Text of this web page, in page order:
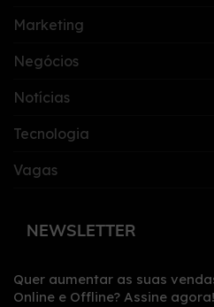
Marketing
Negócios
Notícias
Tecnologia
Vagas
NEWSLETTER
Quer aumentar as suas
Online e Offline? Assine agora!